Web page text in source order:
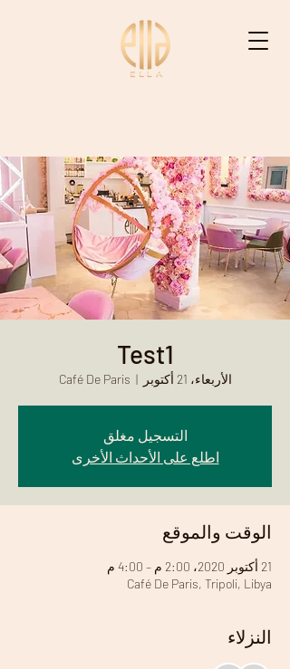
ELLA - إيْلاّ
Test1
الأربعاء، 21 أكتوبر
  |
Café De Paris
التسجيل مغلق
اطلع على الأحداث الأخرى
الوقت والموقع
21 أكتوبر 2020، 2:00 م – 4:00 م
Café De Paris, Tripoli, Libya
النزلاء